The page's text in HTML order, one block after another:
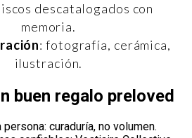
descatalogados con
memoria.
: fotografía, cerámica,
ilustración.
buen regalo preloved
persona: curaduría, no volumen.